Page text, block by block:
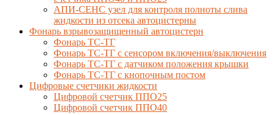
АПИ-СЕНС узел для контроля полноты слива
жидкости из отсека автоцистерны
Фонарь взрывозащищенный автоцистерн
Фонарь ТС-ТГ
Фонарь ТС-ТГ с сенсором включения/выключения
Фонарь ТС-ТГ с датчиком положения крышки
Фонарь ТС-ТГ с кнопочным постом
Цифровые счетчики жидкости
Цифровой счетчик ППО25
Цифровой счетчик ППО40